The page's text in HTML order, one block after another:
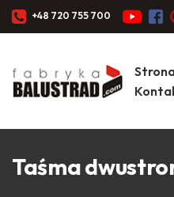
+48 720 755 700
Taśma